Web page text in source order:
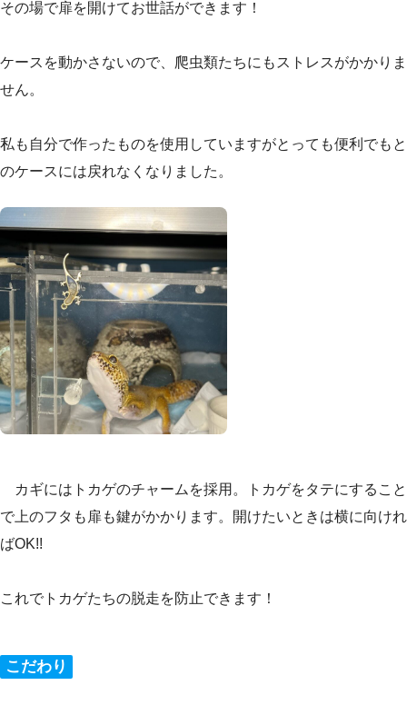
その場で扉を開けてお世話ができます！
ケースを動かさないので、爬虫類たちにもストレスがかかりま
せん。
私も自分で作ったものを使用していますがとっても便利でもと
のケースには戻れなくなりました。
カギにはトカゲのチャームを採用。トカゲをタテにすること
で上のフタも扉も鍵がかかります。開けたいときは横に向けれ
ばOK!!
これでトカゲたちの脱走を防止できます！
こだわり